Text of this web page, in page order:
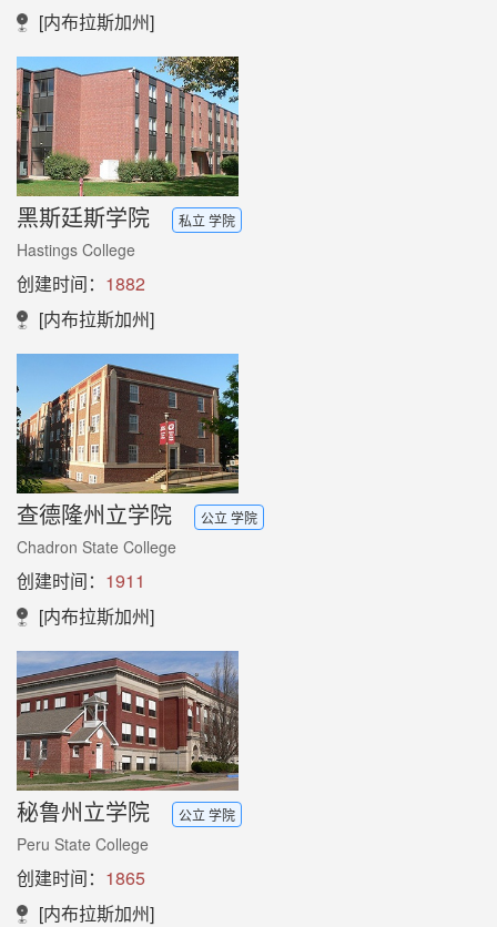
[内布拉斯加州]
黑斯廷斯学院 私立 学院
Hastings College
创建时间： 1882
[内布拉斯加州]
查德隆州立学院 公立 学院
Chadron State College
创建时间： 1911
[内布拉斯加州]
秘鲁州立学院 公立 学院
Peru State College
创建时间： 1865
[内布拉斯加州]